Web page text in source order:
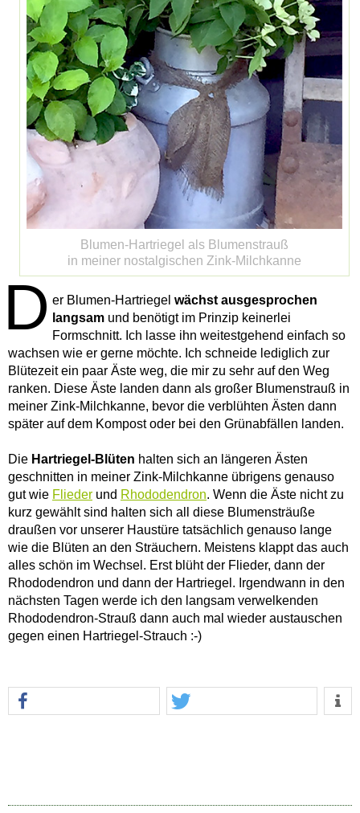
Blumen-Hartriegel als Blumenstrauß
in meiner nostalgischen Zink-Milchkanne
D er Blumen-Hartriegel wächst ausgesprochen
langsam und benötigt im Prinzip keinerlei
Formschnitt. Ich lasse ihn weitestgehend einfach so
wachsen wie er gerne möchte. Ich schneide lediglich zur
Blütezeit ein paar Äste weg, die mir zu sehr auf den Weg
ranken. Diese Äste landen dann als großer Blumenstrauß in
meiner Zink-Milchkanne, bevor die verblühten Ästen dann
später auf dem Kompost oder bei den Grünabfällen landen.
Die Hartriegel-Blüten halten sich an längeren Ästen
geschnitten in meiner Zink-Milchkanne übrigens genauso
gut wie Flieder und Rhododendron. Wenn die Äste nicht zu
kurz gewählt sind halten sich all diese Blumensträuße
draußen vor unserer Haustüre tatsächlich genauso lange
wie die Blüten an den Sträuchern. Meistens klappt das auch
alles schön im Wechsel. Erst blüht der Flieder, dann der
Rhododendron und dann der Hartriegel. Irgendwann in den
nächsten Tagen werde ich den langsam verwelkenden
Rhododendron-Strauß dann auch mal wieder austauschen
gegen einen Hartriegel-Strauch :-)